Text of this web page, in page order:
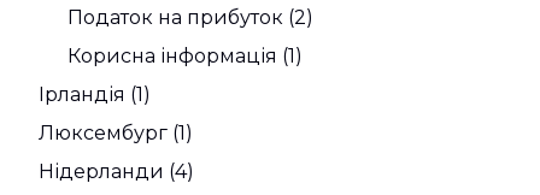
Податок на прибуток (2)
Корисна інформація (1)
Ірландія (1)
Люксембург (1)
Нідерланди (4)